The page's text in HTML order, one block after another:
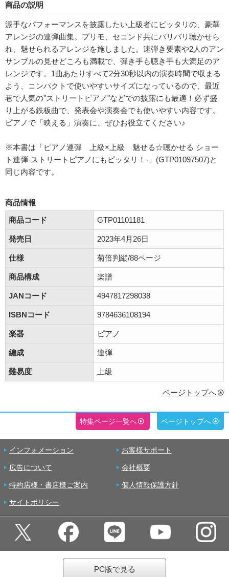
商品の説明
派手なパフォーマンスを披露したい上級者にピッタリの、豪華
アレンジの連弾曲集。プリモ、セコンド共にバリバリ聴かせら
れ、魅せられるアレンジを施しました。速弾き要素や2人のアン
サンブルの見せどころも満載で、弾き手も聴き手も大満足のア
レンジです。1曲あたりすべて2分30秒以内の演奏時間で収まる
よう、コンパクトで使いやすいサイズになっているので、最近
巷で人気の"ストリートピアノ"などでの披露にも最適！必ず盛
り上がる鉄板曲で、発表会や演奏会でも使いやすい内容です。
ピアノで「映える」演奏に、ぜひお役立てください♪
※本書は「ピアノ連弾 上級×上級 魅せる☆聴かせる ショー
ト連弾-ストリートピアノにもピッタリ！-」(GTP01097507)と
同じ内容です。
商品情報
商品コード
GTP01101181
発売日 2023年4月26日
仕様 菊倍判縦/88ページ
商品構成 楽譜
JANコード 4947817298038
ISBNコード 9784636108194
楽器 ピアノ
編成 連弾
難易度 上級
ページトップへ
特集ページ一覧へ ページトップへ
インフォメーション お客様サポート
広告について 会社概要
特約店様・書店様ご案内 個人情報保護方針
サイトポリシー
PC版で見る